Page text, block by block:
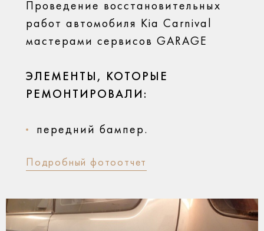
Проведение восстановительных
работ автомобиля Kia Carnival
мастерами сервисов GARAGE
ЭЛЕМЕНТЫ, КОТОРЫЕ
РЕМОНТИРОВАЛИ:
передний бампер.
Подробный фотоотчет